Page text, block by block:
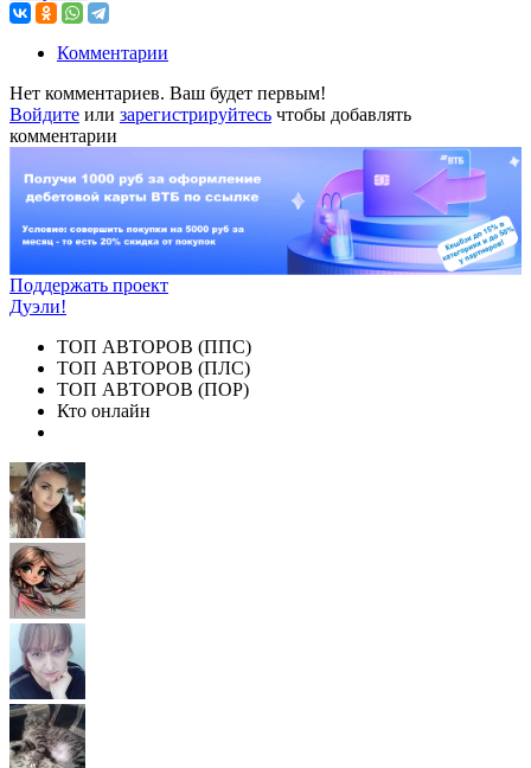
Комментарии
Нет комментариев. Ваш будет первым!
Войдите или зарегистрируйтесь чтобы добавлять
комментарии
Поддержать проект
Дуэли!
ТОП АВТОРОВ (ППС)
ТОП АВТОРОВ (ПЛС)
ТОП АВТОРОВ (ПОР)
Кто онлайн